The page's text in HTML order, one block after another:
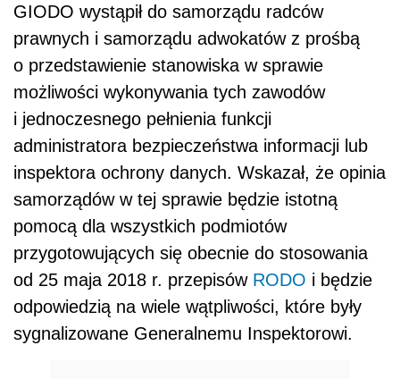
GIODO wystąpił do samorządu radców
prawnych i samorządu adwokatów z prośbą
o przedstawienie stanowiska w sprawie
możliwości wykonywania tych zawodów
i jednoczesnego pełnienia funkcji
administratora bezpieczeństwa informacji lub
inspektora ochrony danych. Wskazał, że opinia
samorządów w tej sprawie będzie istotną
pomocą dla wszystkich podmiotów
przygotowujących się obecnie do stosowania
od 25 maja 2018 r. przepisów RODO i będzie
odpowiedzią na wiele wątpliwości, które były
sygnalizowane Generalnemu Inspektorowi.